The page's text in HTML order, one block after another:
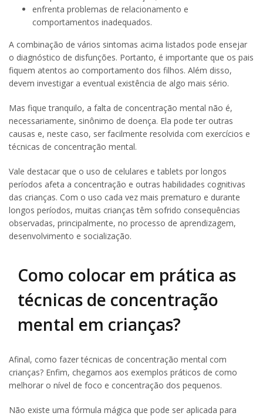
enfrenta problemas de relacionamento e
comportamentos inadequados.
A combinação de vários sintomas acima listados pode ensejar
o diagnóstico de disfunções. Portanto, é importante que os pais
fiquem atentos ao comportamento dos filhos. Além disso,
devem investigar a eventual existência de algo mais sério.
Mas fique tranquilo, a falta de concentração mental não é,
necessariamente, sinônimo de doença. Ela pode ter outras
causas e, neste caso, ser facilmente resolvida com exercícios e
técnicas de concentração mental.
Vale destacar que o uso de celulares e tablets por longos
períodos afeta a concentração e outras habilidades cognitivas
das crianças. Com o uso cada vez mais prematuro e durante
longos períodos, muitas crianças têm sofrido consequências
observadas, principalmente, no processo de aprendizagem,
desenvolvimento e socialização.
Como colocar em prática as
técnicas de concentração
mental em crianças?
Afinal, como fazer técnicas de concentração mental com
crianças? Enfim, chegamos aos exemplos práticos de como
melhorar o nível de foco e concentração dos pequenos.
Não existe uma fórmula mágica que pode ser aplicada para